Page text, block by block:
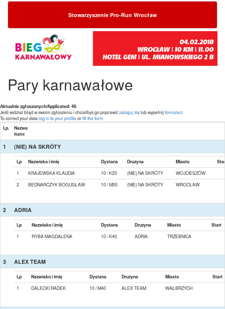
Stowarzyszenie Pro-Run Wrocław
Pary karnawałowe
Aktualnie zgłoszonych/Applicated: 46
Jeśli widzisz błąd w swoim zgłoszeniu i chciałbyś go poprawićzaloguj sięlub wypełnijformularz
To correct your datalog in to your profileorfill the form
Lp.
Nazwa
Name
1 (NIE) NA SKRÓTY
Lp Nazwisko i imię Dystans Druzyna Miasto
1
KRAJEWSKA KLAUDIA 10 / K20 (NIE) NA SKRÓTY
WOJCIESZÓW
2
BEDNARCZYK BOGUSŁAW 10 / M50 (NIE) NA SKRÓTY WROCŁAW
2 ADRIA
Lp Nazwisko i imię Dystans Druzyna Miasto
Start
1
RYBA MAGDALENA 10 / K40 ADRIA TRZEBNICA
3 ALEX TEAM
Lp Nazwisko i imię Dystans Druzyna Miasto
Start
1
DALECKI RADEK 10 / M40 ALEX TEAM WAŁBRZYCH